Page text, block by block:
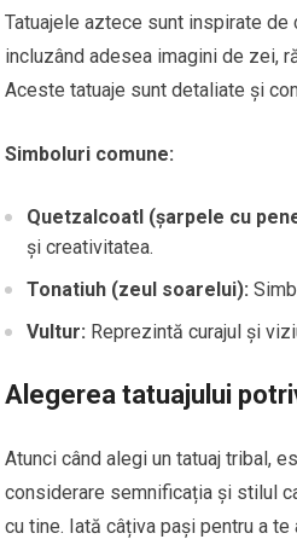
Tatuajele aztece sunt inspirate
incluzând adesea imagini de zei,
Aceste tatuaje sunt detaliate și
Simboluri comune:
Quetzalcoatl (șarpele cu
și creativitatea.
Tonatiuh (zeul soarelui):
Vultur: Reprezintă curajul și
Alegerea tatuajului
Atunci când alegi un tatuaj tribal,
considerare semnificația și stilul
cu tine. Iată câțiva pași pentru a